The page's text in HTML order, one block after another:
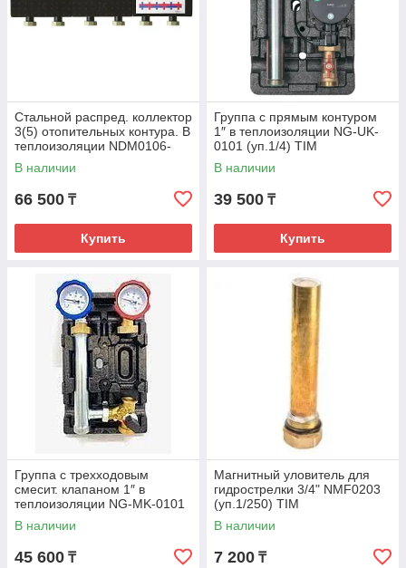
Стальной распред. коллектор
3(5) отопительных контура. В
теплоизоляции NDM0106-
3(5) TIM
В наличии
66 500 ₸
Купить
Группа с прямым контуром
1″ в теплоизоляции NG-UK-
0101 (уп.1/4) TIM
В наличии
39 500 ₸
Купить
Группа с трехходовым
смесит. клапаном 1″ в
теплоизоляции NG-MK-0101
(уп.1/4) TIM
В наличии
45 600 ₸
Магнитный уловитель для
гидрострелки 3/4" NMF0203
(уп.1/250) TIM
В наличии
7 200 ₸